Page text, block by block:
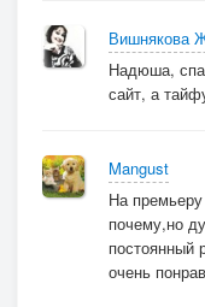
Вишнякова
Надюша,
сайт, а
Mangust
На
почему,но
постоянный
очень